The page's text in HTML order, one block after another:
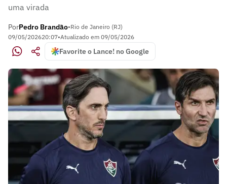
uma virada
PorPedro Brandão•Rio de Janeiro (RJ)
09/05/202620:07•Atualizado em 09/05/2026
Favorite o Lance! no Google